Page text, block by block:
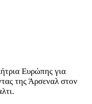
Ευρώπης για
της Άρσεναλ στον